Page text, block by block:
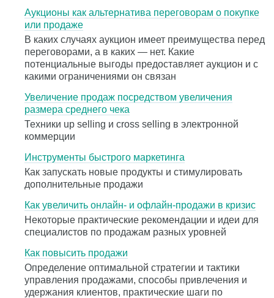
Аукционы как альтернатива переговорам о покупке
или продаже
В каких случаях аукцион имеет преимущества перед
переговорами, а в каких — нет. Какие
потенциальные выгоды предоставляет аукцион и с
какими ограничениями он связан
Увеличение продаж посредством увеличения
размера среднего чека
Техники up selling и cross selling в электронной
коммерции
Инструменты быстрого маркетинга
Как запускать новые продукты и стимулировать
дополнительные продажи
Как увеличить онлайн- и офлайн-продажи в кризис
Некоторые практические рекомендации и идеи для
специалистов по продажам разных уровней
Как повысить продажи
Определение оптимальной стратегии и тактики
управления продажами, способы привлечения и
удержания клиентов, практические шаги по